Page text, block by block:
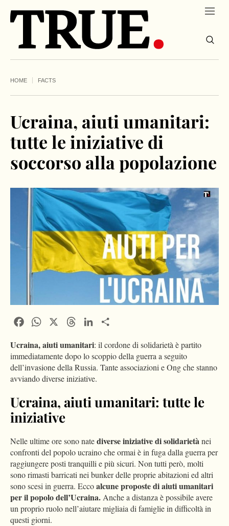
HOME FACTS
Ucraina, aiuti umanitari:
tutte le iniziative di
soccorso alla popolazione
FacebookWhatsApp ThreadsLinkedIn
Ucraina, aiuti umanitari: il cordone di solidarietà è partito
immediatamente dopo lo scoppio della guerra a seguito
dell’invasione della Russia. Tante associazioni e Ong che stanno
avviando diverse iniziative.
Ucraina, aiuti umanitari: tutte le
iniziative
Nelle ultime ore sono natediverse iniziative di solidarietànei
confronti del popolo ucraino che ormai è in fuga dalla guerra per
raggiungere posti tranquilli e più sicuri. Non tutti però, molti
sono rimasti barricati nei bunker delle proprie abitazioni ed altri
sono scesi in guerra. Eccoalcune proposte di aiuti umanitari
per il popolo dell’Ucraina.Anche a distanza è possibile avere
un proprio ruolo nell’aiutare migliaia di famiglie in difficoltà in
questi giorni.